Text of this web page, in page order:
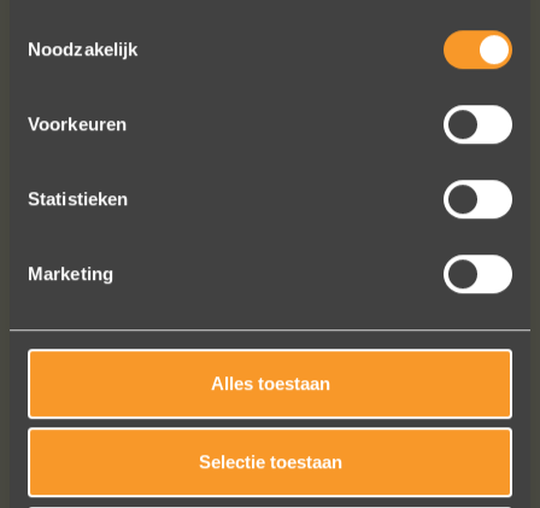
Noodzakelijk
Voorkeuren
Statistieken
Marketing
Alles toestaan
Selectie toestaan
Bekijk al onze reviews